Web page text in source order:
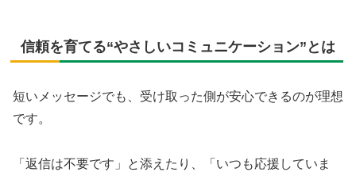
信頼を育てる“やさしいコミュニケーション”とは
短いメッセージでも、受け取った側が安心できるのが理想
です。
「返信は不要です」と添えたり、「いつも応援していま